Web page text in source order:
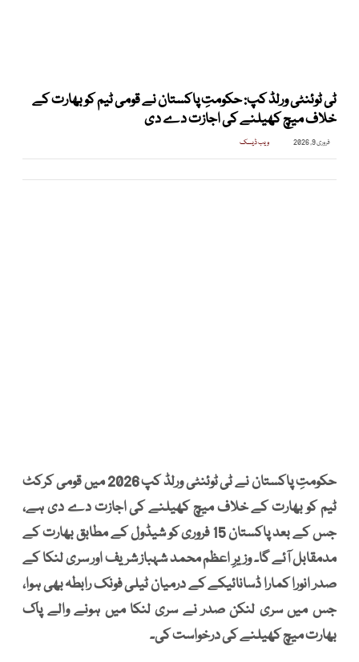
ٹی ٹوئنٹی ورلڈ کپ: حکومتِ پاکستان نے قومی ٹیم کو بھارت کے
خلاف میچ کھیلنے کی اجازت دے دی
فروری 9, 2026 ویب ڈیسک
حکومتِ پاکستان نے ٹی ٹوئنٹی ورلڈ کپ 2026 میں قومی کرکٹ
ٹیم کو بھارت کے خلاف میچ کھیلنے کی اجازت دے دی ہے،
جس کے بعد پاکستان 15 فروری کو شیڈول کے مطابق بھارت کے
مدمقابل آئے گا۔ وزیرِ اعظم محمد شہباز شریف اور سری لنکا کے
صدر انورا کمارا ڈسانائیکے کے درمیان ٹیلی فونک رابطہ بھی ہوا،
جس میں سری لنکن صدر نے سری لنکا میں ہونے والے پاک
بھارت میچ کھیلنے کی درخواست کی۔